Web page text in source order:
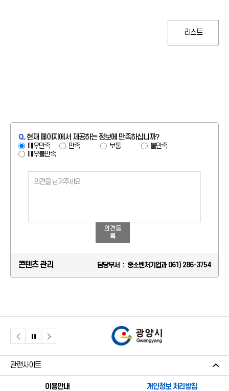
리스트
Q.현재 페이지에서 제공하는 정보에 만족하십니까?
매우만족 만족 보통
불만족
매우불만족
의견등
록
콘텐츠 관리 담당부서 : 중소벤처기업과 061) 286-3754
이용안내 개인정보 처리방침
관련사이트